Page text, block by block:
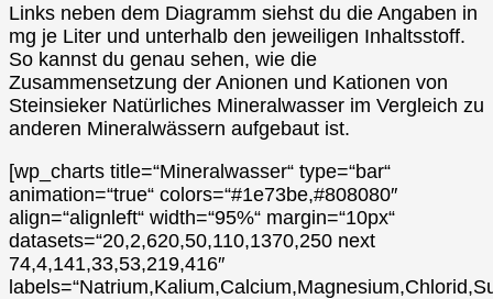
Links neben dem Diagramm siehst du die Angaben in
mg je Liter und unterhalb den jeweiligen Inhaltsstoff.
So kannst du genau sehen, wie die
Zusammensetzung der Anionen und Kationen von
Steinsieker Natürliches Mineralwasser im Vergleich zu
anderen Mineralwässern aufgebaut ist.
[wp_charts title=“Mineralwasser“ type=“bar“
animation=“true“ colors=“#1e73be,#808080″
align=“alignleft“ width=“95%“ margin=“10px“
datasets=“20,2,620,50,110,1370,250 next
74,4,141,33,53,219,416″